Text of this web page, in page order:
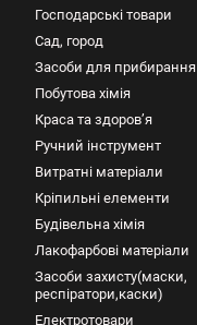
Господарські товари
Сад, город
Засоби для прибирання
Побутова хімія
Краса та здоров’я
Ручний інструмент
Витратні матеріали
Кріпильні елементи
Будівельна хімія
Лакофарбові матеріали
Засоби захисту(маски,
респіратори,каски)
Електротовари